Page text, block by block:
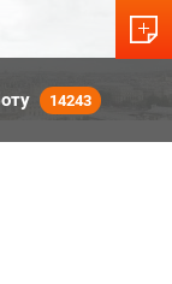
14243